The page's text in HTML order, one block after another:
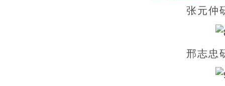
张元仲
邢志忠